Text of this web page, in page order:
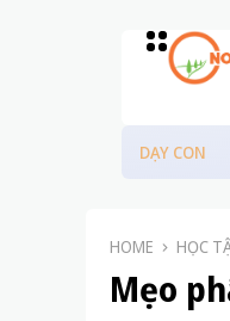
DẠY CON
HOME HỌC
Mẹo